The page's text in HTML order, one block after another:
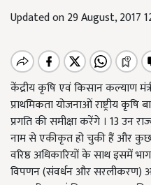
Updated on 29 August, 2017
केंद्रीय कृषि एवं किसान कल्याण
प्राथमिकता योजनाओं राष्ट्रीय
प्रगति की समीक्षा करेंगे । 13 उन
नाम से एकीकृत हो चुकी हैं और कुछ
वरिष्ठ अधिकारियों के साथ इसमें
विपणन (संवर्धन और सरलीकरण)